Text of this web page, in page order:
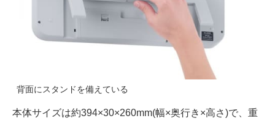
背面にスタンドを備えている
本体サイズは約394×30×260mm(幅×奥行き×高さ)で、重